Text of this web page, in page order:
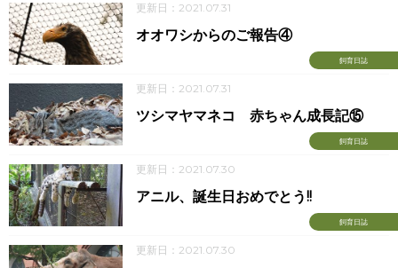
更新日：2021.07.31
飼育日誌
オオワシからのご報告④
更新日：2021.07.31
飼育日誌
ツシマヤマネコ 赤ちゃん成長記⑮
更新日：2021.07.30
飼育日誌
アニル、誕生日おめでとう!!
更新日：2021.07.30